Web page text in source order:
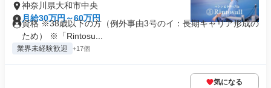
神奈川県大和市中央
月給30万円～60万円
資格 ※38歳以下の方（例外事由3号のイ：長期キャリア形成の
ため） ※「Rintosu...
業界未経験歓迎 +17個
気になる